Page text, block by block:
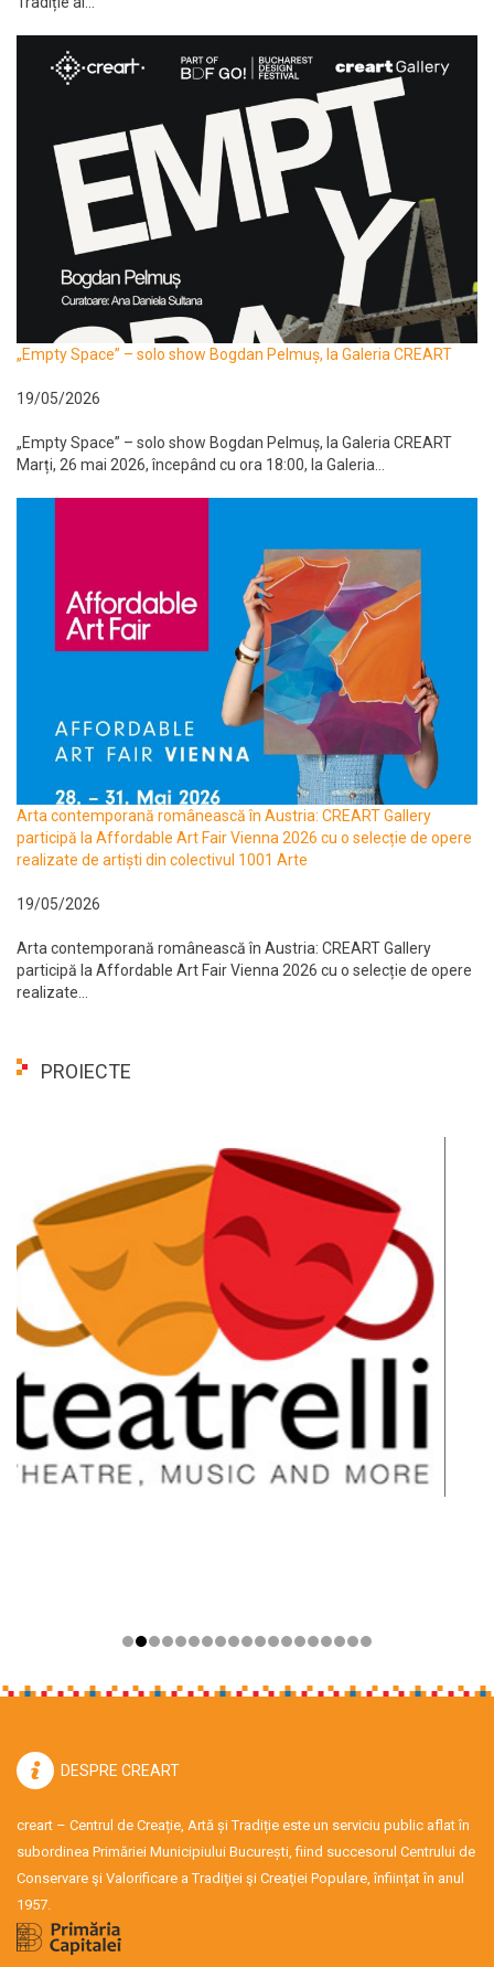
„Empty Space” – solo show Bogdan Pelmuș, la Galeria CREART
19/05/2026
„Empty Space” – solo show Bogdan Pelmuș, la Galeria CREART
Marți, 26 mai 2026, începând cu ora 18:00, la Galeria...
Arta contemporană românească în Austria: CREART Gallery
participă la Affordable Art Fair Vienna 2026 cu o selecție de opere
realizate de artiști din colectivul 1001 Arte
19/05/2026
Arta contemporană românească în Austria: CREART Gallery
participă la Affordable Art Fair Vienna 2026 cu o selecție de opere
realizate...
PROIECTE
DESPRE CREART
creart – Centrul de Creație, Artă și Tradiție este un serviciu public aflat în
subordinea Primăriei Municipiului București, fiind succesorul Centrului de
Conservare şi Valorificare a Tradiţiei şi Creaţiei Populare, înființat în anul
1957.